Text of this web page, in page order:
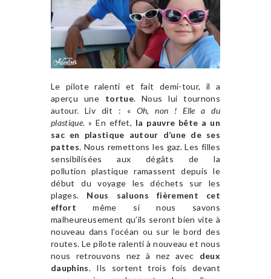
Le pilote ralenti et fait demi-tour, il a
aperçu une tortue. Nous lui tournons
autour. Liv dit : « Oh, non ! Elle a du
plastique. » En effet, la pauvre bête a un
sac en plastique autour d’une de ses
pattes. Nous remettons les gaz. Les filles
sensibilisées aux dégâts de la
pollution plastique ramassent depuis le
début du voyage les déchets sur les
plages. Nous saluons fièrement cet
effort même si nous savons
malheureusement qu’ils seront bien vite à
nouveau dans l’océan ou sur le bord des
routes. Le pilote ralenti à nouveau et nous
nous retrouvons nez à nez avec deux
dauphins. Ils sortent trois fois devant